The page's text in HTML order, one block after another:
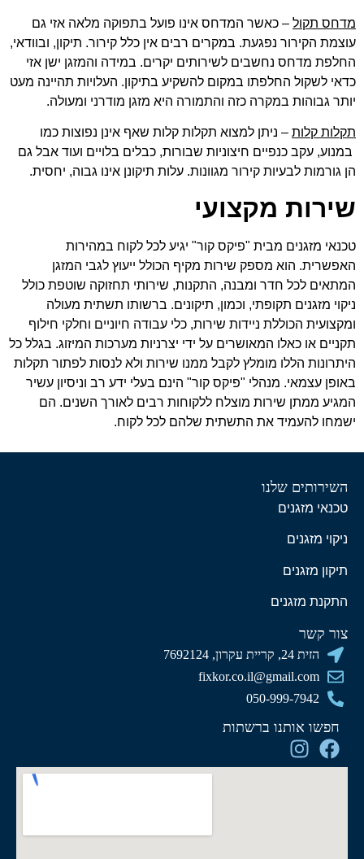
מדחס תקול – כאשר המדחס אינו פועל בתפוקה מלאה אזי גם
עוצמת הקירור נפגעת. במקרים רבים אין כלל קירור. תיקון, ובוודאי,
החלפת מדחס נחשבים לשירותים יקרים. במידה והמזגן ישן אזי
כדאי לשקול החלפתו במקום להשקיע בתיקון. העלויות תהיינה מעט
יותר גבוהות במקרה כזה והתמורה היא מזגן מודרני ומעולה.
תקלות קלות – ניתן למצוא תקלות קלות שאף אינן נפוצות כמו
במנוע, עקב כנפיים חיצוניות שבורות, כבלים בלויים ועוד אבל גם
הן גורמות לבעיות קירור מגוונות. עלות תיקונן אינו גבוה, יחסית.
שירות מקצועי
טכנאי מזגנים מבית "פיקס קור" יגיע לכל לקוח במהירות
האפשרית. הוא מספק שירות מקיף הכולל ייעוץ לגבי המזגן
המתאים לכל חדר ומבנה, התקנות, שירותי תחזוקה שוטפת כולל
ניקוי מזגנים תקופתי, וכמון, תיקונים. ברשותו תשתית מעולה
ומקצועית הכוללת ניידות שירות, כלי עבודה חיוניים וחלקי חילוף
תקניים או כאלו המאושרים על ידי יצרניות מערכות המיזוג. בגלל כל
היתרונות הללו מומלץ לקבל ממנו שירות ולא לנסות לפתור תקלות
באופן עצמאי. מנהלי "פיקס קור" הינם בעלי ידע רב וניסיון עשיר
המגיע ממתן שירות מוצלח ללקוחות רבים לאורך השנים. הם
ישמחו להעמיד את התשתית שלהם לכל לקוח.
השירותים שלנו
טכנאי מזגנים
ניקוי מזגנים
תיקון מזגנים
התקנת מזגנים
צור קשר
הזית 24, קריית עקרון, 7692124
fixkor.co.il@gmail.com
050-999-7942
חפשו אותנו ברשתות